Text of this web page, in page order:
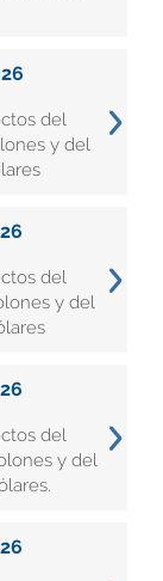
del
y del
del
y del
del
y del